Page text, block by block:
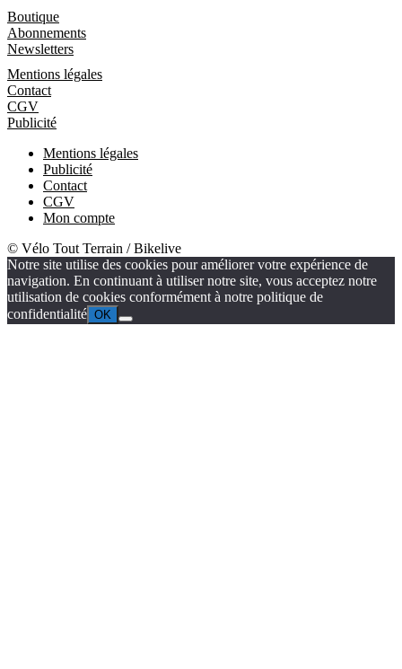
Boutique
Abonnements
Newsletters
Mentions légales
Contact
CGV
Publicité
Mentions légales
Publicité
Contact
CGV
Mon compte
© Vélo Tout Terrain / Bikelive
Notre site utilise des cookies pour améliorer votre expérience de
navigation. En continuant à utiliser notre site, vous acceptez notre
utilisation de cookies conformément à notre politique de
confidentialité OK